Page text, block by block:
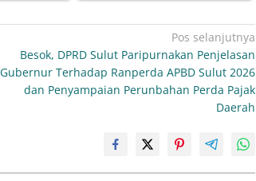
Pos selanjutnya
Besok, DPRD Sulut Paripurnakan Penjelasan
Gubernur Terhadap Ranperda APBD Sulut 2026
dan Penyampaian Perunbahan Perda Pajak
Daerah